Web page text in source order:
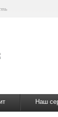
Наш